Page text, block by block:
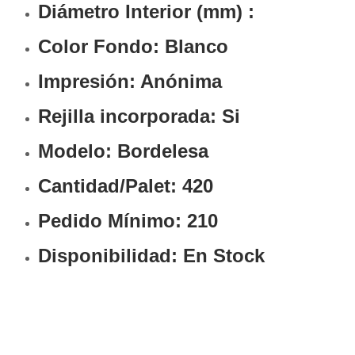
Diámetro Interior (mm) :
Color Fondo: Blanco
Impresión: Anónima
Rejilla incorporada: Si
Modelo: Bordelesa
Cantidad/Palet: 420
Pedido Mínimo: 210
Disponibilidad: En Stock